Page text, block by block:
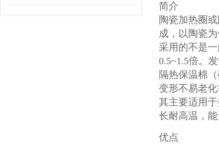
简介
陶瓷加热圈
成，以陶瓷
采用的不是
0.5~1.5倍。
隔热保温棉
变形不易老
其主要适用
长耐高温，
优点